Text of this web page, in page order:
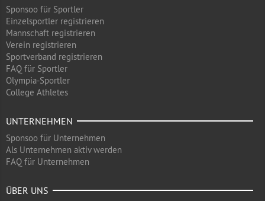
Sponsoo für Sportler
Einzelsportler registrieren
Mannschaft registrieren
Verein registrieren
Sportverband registrieren
FAQ für Sportler
Olympia-Sportler
College Athletes
UNTERNEHMEN
Sponsoo für Unternehmen
Als Unternehmen aktiv werden
FAQ für Unternehmen
ÜBER UNS